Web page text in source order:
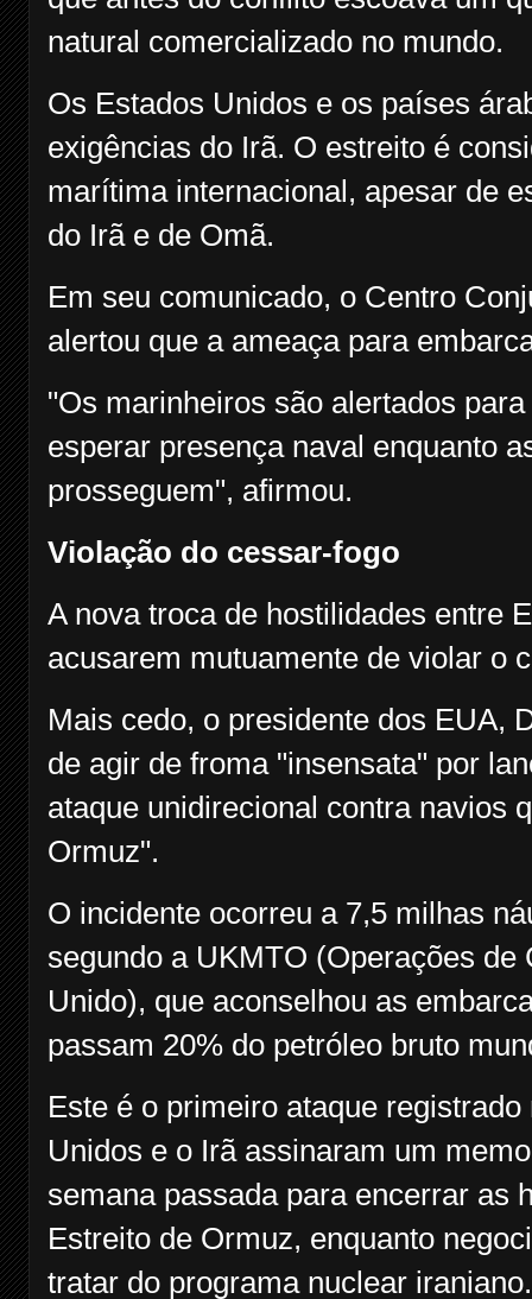
natural comercializado no mundo.
Os Estados Unidos e os países
exigências do Irã. O estreito é
marítima internacional, apesar de
do Irã e de Omã.
Em seu comunicado, o Centro
alertou que a ameaça para
"Os marinheiros são alertados
esperar presença naval enquanto
prosseguem", afirmou.
Violação do cessar-fogo
A nova troca de hostilidades entre
acusarem mutuamente de violar o
Mais cedo, o presidente dos EUA,
de agir de froma "insensata" por
ataque unidirecional contra navios
Ormuz".
O incidente ocorreu a 7,5 milhas
segundo a UKMTO (Operações
Unido), que aconselhou as
passam 20% do petróleo bruto
Este é o primeiro ataque
Unidos e o Irã assinaram um
semana passada para encerrar as
Estreito de Ormuz, enquanto
tratar do programa nuclear